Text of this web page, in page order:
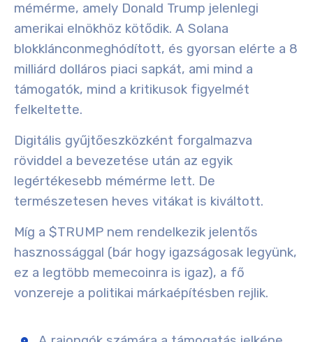
mémérme, amely Donald Trump jelenlegi
amerikai elnökhöz kötődik. A Solana
blokklánconmeghódított, és gyorsan elérte a 8
milliárd dolláros piaci sapkát, ami mind a
támogatók, mind a kritikusok figyelmét
felkeltette.
Digitális gyűjtőeszközként forgalmazva
röviddel a bevezetése után az egyik
legértékesebb mémérme lett. De
természetesen heves vitákat is kiváltott.
Míg a $TRUMP nem rendelkezik jelentős
hasznossággal (bár hogy igazságosak legyünk,
ez a legtöbb memecoinra is igaz), a fő
vonzereje a politikai márkaépítésben rejlik.